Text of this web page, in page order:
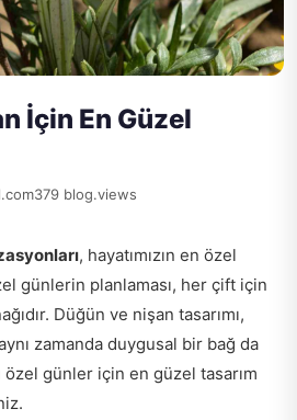
İçin En Güzel
379 blog.views
, hayatımızın en özel
günlerin planlaması, her çift için
Düğün ve nişan tasarımı,
zamanda duygusal bir bağ da
özel günler için en güzel tasarım